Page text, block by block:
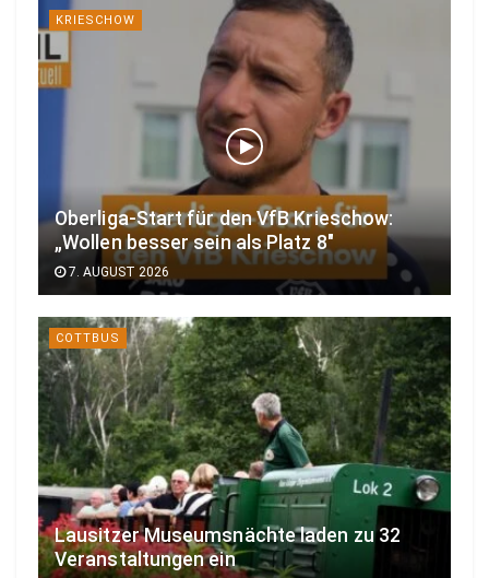
KRIESCHOW
Oberliga-Start für den VfB Krieschow:
„Wollen besser sein als Platz 8″
7. AUGUST 2026
COTTBUS
Lausitzer Museumsnächte laden zu 32
Veranstaltungen ein